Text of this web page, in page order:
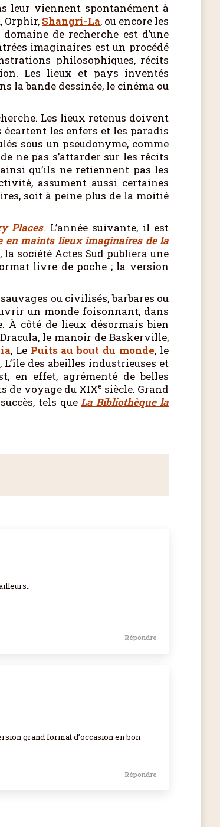
leur viennent spontanément à
Orphir, Shangri-La, ou encore les
de recherche est d’une
imaginaires est un procédé
philosophiques, récits
Les lieux et pays inventés
la bande dessinée, le cinéma ou
Les lieux retenus doivent
les enfers et les paradis
sous un pseudonyme, comme
ne pas s’attarder sur les récits
qu’ils ne retiennent pas les
assument aussi certaines
soit à peine plus de la moitié
Places. L’année suivante, il est
en maints lieux imaginaires de la
société Actes Sud publiera une
livre de poche ; la version
ou civilisés, barbares ou
un monde foisonnant, dans
À côté de lieux désormais bien
le manoir de Baskerville,
, Le Puits au bout du monde, le
L’île des abeilles industrieuses et
en effet, agrémenté de belles
de voyage du XIXe siècle. Grand
tels que La Bibliothèque la
Répondre
grand format d’occasion en bon
Répondre